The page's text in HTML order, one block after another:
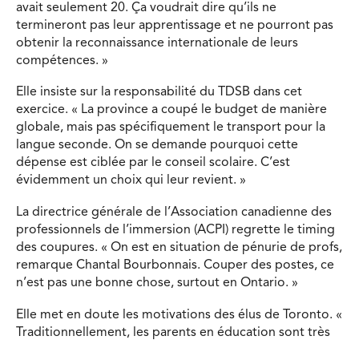
avait seulement 20. Ça voudrait dire qu’ils ne
termineront pas leur apprentissage et ne pourront pas
obtenir la reconnaissance internationale de leurs
compétences. »
Elle insiste sur la responsabilité du TDSB dans cet
exercice. « La province a coupé le budget de manière
globale, mais pas spécifiquement le transport pour la
langue seconde. On se demande pourquoi cette
dépense est ciblée par le conseil scolaire. C’est
évidemment un choix qui leur revient. »
La directrice générale de l’Association canadienne des
professionnels de l’immersion (ACPI) regrette le timing
des coupures. « On est en situation de pénurie de profs,
remarque Chantal Bourbonnais. Couper des postes, ce
n’est pas une bonne chose, surtout en Ontario. »
Elle met en doute les motivations des élus de Toronto. «
Traditionnellement, les parents en éducation sont très